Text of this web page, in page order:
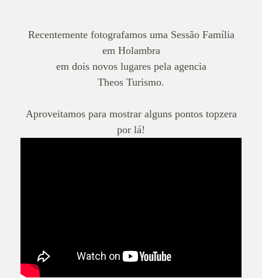
Recentemente fotografamos uma Sessão Família
em Holambra
em dois novos lugares pela agencia
Theos Turismo.
Aproveitamos para mostrar alguns pontos topzera
por lá!